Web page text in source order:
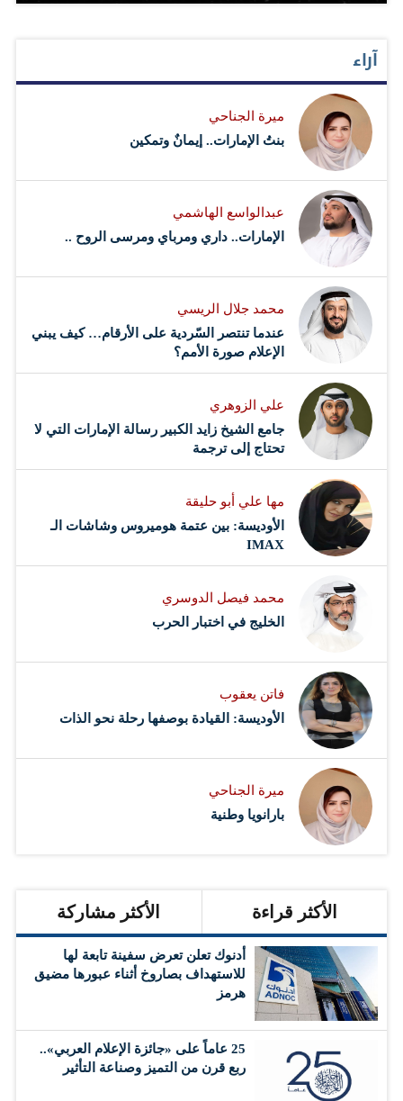
آراء
ميرة الجناحي
بنتُ الإمارات.. إيمانٌ وتمكين
عبدالواسع الهاشمي
الإمارات.. داري ومرباي ومرسى الروح ..
محمد جلال الريسي
عندما تنتصر السّردية على الأرقام… كيف يبني
الإعلام صورة الأمم؟
علي الزوهري
جامع الشيخ زايد الكبير رسالة الإمارات التي لا
تحتاج إلى ترجمة
مها علي أبو حليقة
الأوديسة: بين عتمة هوميروس وشاشات الـ
IMAX
محمد فيصل الدوسري ​
‏الخليج في اختبار الحرب
فاتن يعقوب
الأوديسة: القيادة بوصفها رحلة نحو الذات
ميرة الجناحي
بارانويا وطنية
الأكثر قراءة الأكثر مشاركة
أدنوك تعلن تعرض سفينة تابعة لها
للاستهداف بصاروخ أثناء عبورها مضيق
هرمز
25 عاماً على «جائزة الإعلام العربي»..
ربع قرن من التميز وصناعة التأثير